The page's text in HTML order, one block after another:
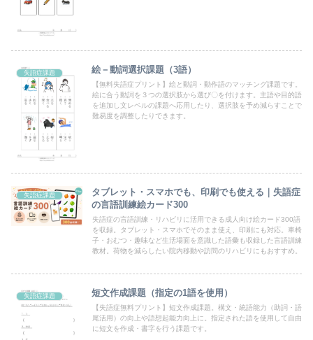
失語症課題 絵－動詞選択課題（3語）
【無料失語症プリント】絵と動詞・動作語のマッチング課題です。
絵に合う動詞を３つの選択肢から選び〇を付けます。主語や目的語
を追加し文レベルの課題へ応用したり、選択肢を予め減らすことで
難易度を調整したりできます。
失語症課題
タブレット・スマホでも、印刷でも使える｜失語症
の言語訓練絵カード300
失語症の言語訓練・リハビリに活用できる成人向け絵カード300語
を収録。タブレット・スマホでそのまま使え、印刷にも対応。車椅
子・おむつ・趣味など生活場面を意識した語彙も収録した言語訓練
教材。荷物を減らしたい院内移動や訪問のリハビリにもおすすめ。
失語症課題 短文作成課題（指定の1語を使用）
【失語症無料プリント】短文作成課題。構文・統語能力（助詞・語
尾活用）の向上や語想起能力向上に。指定された語を使用して自由
に短文を作成・書字を行う課題です。